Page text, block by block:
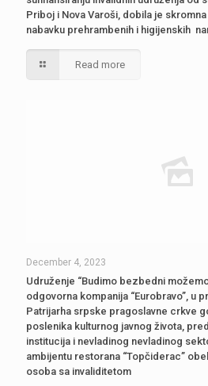
Priboj i Nova Varoši, dobila je
nabavku prehrambenih i higijenskih
Read more
December 4, 2023
Udruženje “Budimo bezbedni
odgovorna kompanija “Eurobravo”, u
Patrijarha srpske pragoslavne crkve
poslenika kulturnog javnog života,
institucija i nevladinog nevladinog
ambijentu restorana “Topčiderac”
osoba sa invaliditetom